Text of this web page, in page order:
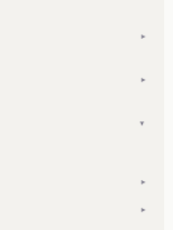
▾
▾
▾
▾
▾